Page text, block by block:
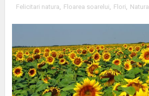
Felicitari natura, Floarea soarelui, Flori, Natura